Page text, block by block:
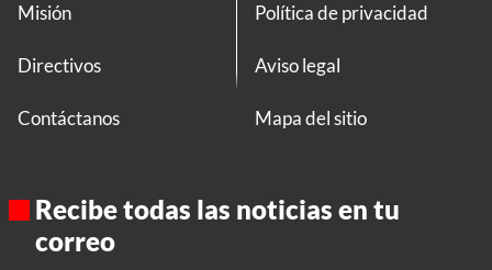
Misión
Directivos
Contáctanos
Política de privacidad
Aviso legal
Mapa del sitio
Recibe todas las noticias en tu
correo